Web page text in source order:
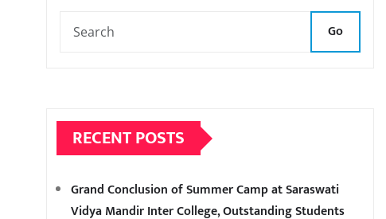
Go
RECENT POSTS
Grand Conclusion of Summer Camp at Saraswati
Vidya Mandir Inter College, Outstanding Students